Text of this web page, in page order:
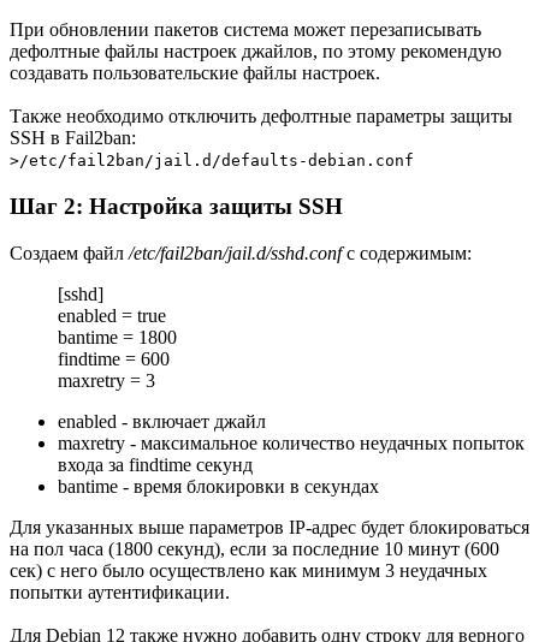
При обновлении пакетов система может перезаписывать
дефолтные файлы настроек джайлов, по этому рекомендую
создавать пользовательские файлы настроек.
Также необходимо отключить дефолтные параметры защиты
SSH в Fail2ban:
>/etc/fail2ban/jail.d/defaults-debian.conf
Шаг 2: Настройка защиты SSH
Создаем файл /etc/fail2ban/jail.d/sshd.confс содержимым:
[sshd]
enabled = true
bantime = 1800
findtime = 600
maxretry = 3
enabled - включает джайл
maxretry - максимальное количество неудачных попыток
входа за findtime секунд
bantime - время блокировки в секундах
Для указанных выше параметров IP-адрес будет блокироваться
на пол часа (1800 секунд), если за последние 10 минут (600
сек) с него было осуществлено как минимум 3 неудачных
попытки аутентификации.
Для Debian 12 также нужно добавить одну строку для верного